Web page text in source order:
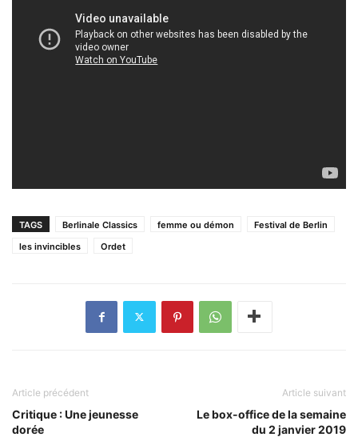
TAGS Berlinale Classics femme ou démon
Festival de Berlin
les invincibles
Ordet
Article précédent
Critique : Une jeunesse
dorée
Article suivant
Le box-office de la semaine
du 2 janvier 2019